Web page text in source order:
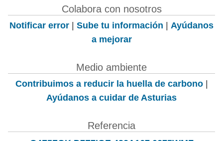
Colabora con nosotros
Notificar error | Sube tu información | Ayúdanos
a mejorar
Medio ambiente
Contribuimos a reducir la huella de carbono|
Ayúdanos a cuidar de Asturias
Referencia